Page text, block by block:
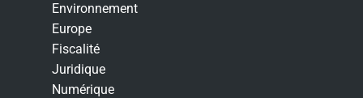
Environnement
Europe
Fiscalité
Juridique
Numérique